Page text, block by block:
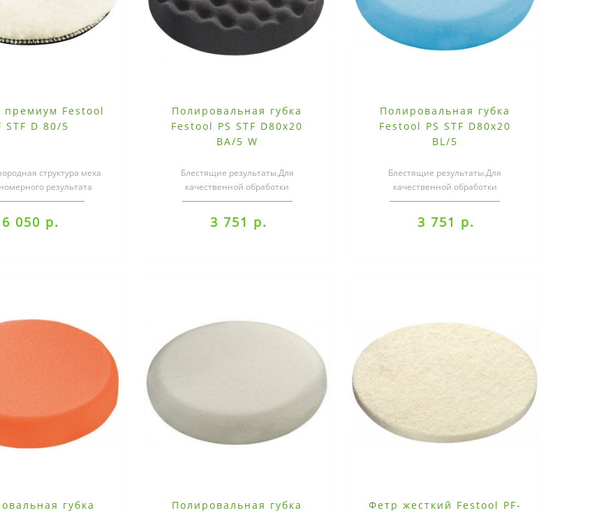
Festool
STF D 80/5
структура меха
результата
управление и
почти ни..
6 050 р.
Полировальная губка
Festool PS STF D80x20
BA/5 W
Блестящие результаты.Для
качественной обработки
высокоглянцевых и
светоотверждающихся лаков,
искусст..
3 751 р.
Полировальная губка
Festool PS STF D80x20
BL/5
Блестящие результаты.Для
качественной обработки
высокоглянцевых и
светоотверждающихся лаков,
искусст..
3 751 р.
губка
Полировальная губка
Фетр жесткий Festool PF-